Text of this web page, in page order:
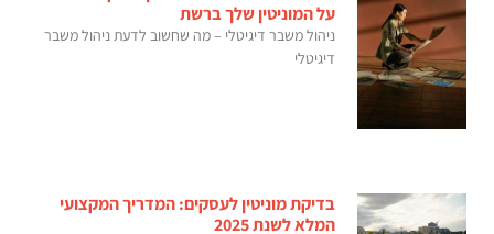
על המוניטין שלך ברשת
ניהול משבר דיגיטלי – מה שחשוב לדעת ניהול משבר
דיגיטלי
בדיקת מוניטין לעסקים: המדריך המקצועי
המלא לשנת 2025